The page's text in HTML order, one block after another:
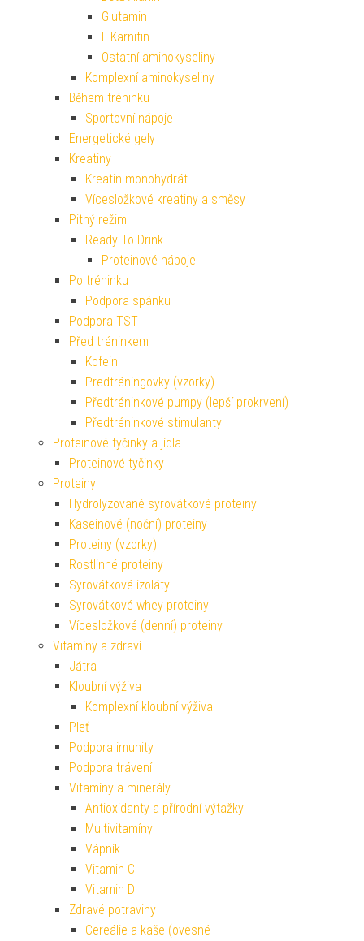
Glutamin
L-Karnitin
Ostatní aminokyseliny
Komplexní aminokyseliny
Během tréninku
Sportovní nápoje
Energetické gely
Kreatiny
Kreatin monohydrát
Vícesložkové kreatiny a směsy
Pitný režim
Ready To Drink
Proteinové nápoje
Po tréninku
Podpora spánku
Podpora TST
Před tréninkem
Kofein
Predtréningovky (vzorky)
Předtréninkové pumpy (lepší prokrvení)
Předtréninkové stimulanty
Proteinové tyčinky a jídla
Proteinové tyčinky
Proteiny
Hydrolyzované syrovátkové proteiny
Kaseinové (noční) proteiny
Proteiny (vzorky)
Rostlinné proteiny
Syrovátkové izoláty
Syrovátkové whey proteiny
Vícesložkové (denní) proteiny
Vitamíny a zdraví
Játra
Kloubní výživa
Komplexní kloubní výživa
Pleť
Podpora imunity
Podpora trávení
Vitamíny a minerály
Antioxidanty a přírodní výtažky
Multivitamíny
Vápník
Vitamin C
Vitamin D
Zdravé potraviny
Cereálie a kaše (ovesné